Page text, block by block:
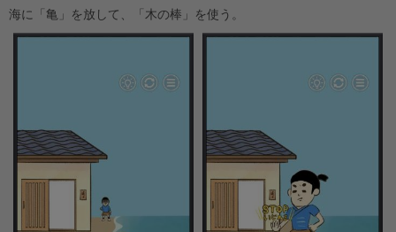
海に「亀」を放して、「木の棒」を使う。